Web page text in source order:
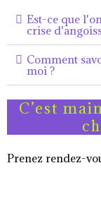
Est-ce que
crise
Comment
moi ?
C’est
Prenez rendez-